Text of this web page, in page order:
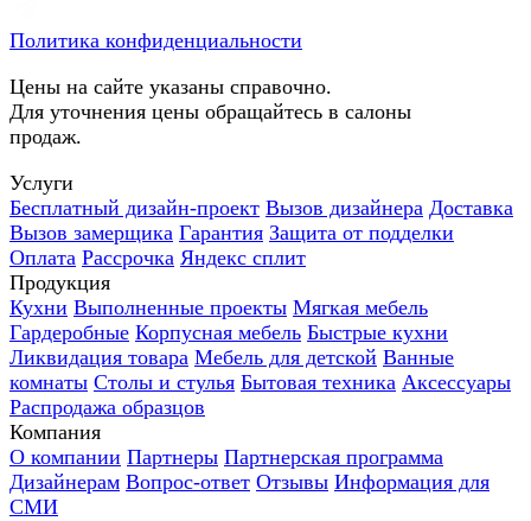
Политика конфиденциальности
Цены на сайте указаны справочно.
Для уточнения цены обращайтесь в салоны
продаж.
Услуги
Бесплатный дизайн-проект Вызов дизайнера Доставка
Вызов замерщика Гарантия Защита от подделки
Оплата Рассрочка Яндекс сплит
Продукция
Кухни Выполненные проекты Мягкая мебель
Гардеробные Корпусная мебель Быстрые кухни
Ликвидация товара Мебель для детской Ванные
комнаты Столы и стулья Бытовая техника Аксессуары
Распродажа образцов
Компания
О компании Партнеры Партнерская программа
Дизайнерам Вопрос-ответ Отзывы Информация для
СМИ